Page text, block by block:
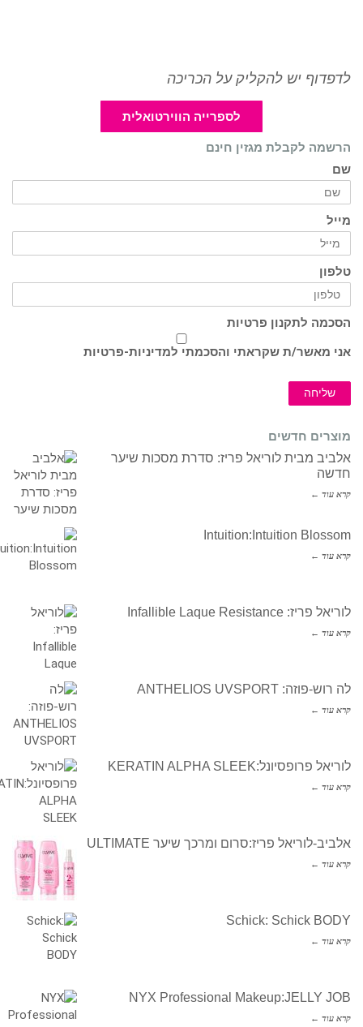
לדפדוף יש להקליק על הכריכה
לספרייה הווירטואלית
הרשמה לקבלת מגזין חינם
שם
מייל
טלפון
הסכמה לתקנון פרטיות
אני מאשר/ת שקראתי והסכמתי למדיניות-פרטיות
שליחה
מוצרים חדשים
אלביב מבית לוריאל פריז: סדרת מסכות שיער
חדשה
קרא עוד ←
Intuition:Intuition Blossom
קרא עוד ←
לוריאל פריז: Infallible Laque Resistance
קרא עוד ←
לה רוש-פוזה: ANTHELIOS UVSPORT
קרא עוד ←
לוריאל פרופסיונל:KERATIN ALPHA SLEEK
קרא עוד ←
אלביב-לוריאל פריז:סרום ומרכך שיער ULTIMATE
קרא עוד ←
Schick: Schick BODY
קרא עוד ←
NYX Professional Makeup:JELLY JOB
קרא עוד ←